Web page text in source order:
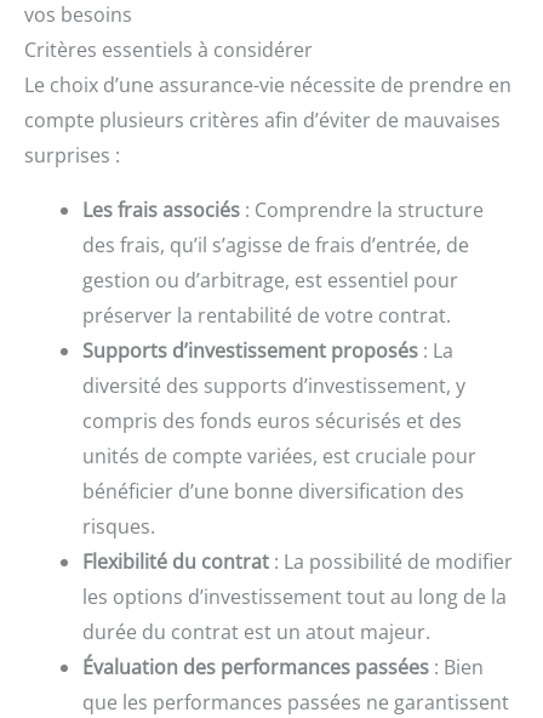
vos besoins
Critères essentiels à considérer
Le choix d’une assurance-vie nécessite de prendre en
compte plusieurs critères afin d’éviter de mauvaises
surprises :
Les frais associés : Comprendre la structure
des frais, qu’il s’agisse de frais d’entrée, de
gestion ou d’arbitrage, est essentiel pour
préserver la rentabilité de votre contrat.
Supports d’investissement proposés : La
diversité des supports d’investissement, y
compris des fonds euros sécurisés et des
unités de compte variées, est cruciale pour
bénéficier d’une bonne diversification des
risques.
Flexibilité du contrat : La possibilité de modifier
les options d’investissement tout au long de la
durée du contrat est un atout majeur.
Évaluation des performances passées : Bien
que les performances passées ne garantissent